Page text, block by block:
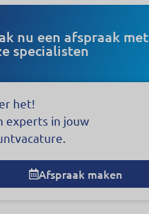
nu een afspraak met
specialisten
het!
experts in jouw
Afspraak maken